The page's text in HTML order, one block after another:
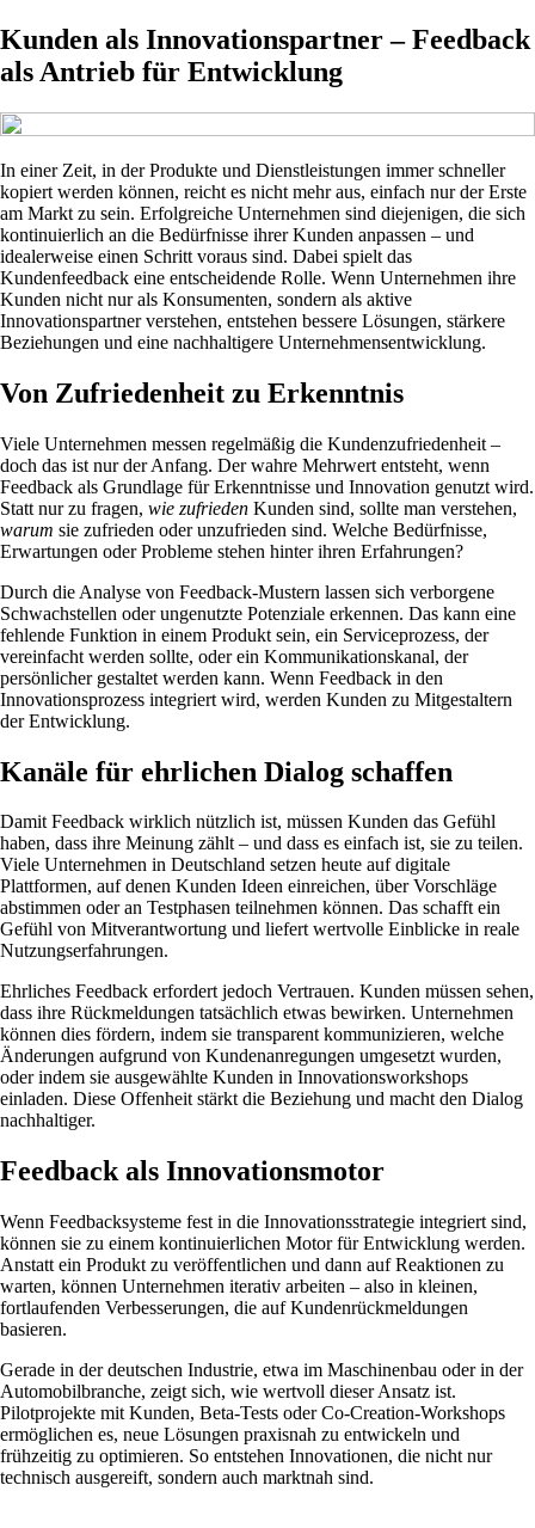
Kunden als Innovationspartner – Feedback
als Antrieb für Entwicklung
In einer Zeit, in der Produkte und Dienstleistungen immer schneller
kopiert werden können, reicht es nicht mehr aus, einfach nur der Erste
am Markt zu sein. Erfolgreiche Unternehmen sind diejenigen, die sich
kontinuierlich an die Bedürfnisse ihrer Kunden anpassen – und
idealerweise einen Schritt voraus sind. Dabei spielt das
Kundenfeedback eine entscheidende Rolle. Wenn Unternehmen ihre
Kunden nicht nur als Konsumenten, sondern als aktive
Innovationspartner verstehen, entstehen bessere Lösungen, stärkere
Beziehungen und eine nachhaltigere Unternehmensentwicklung.
Von Zufriedenheit zu Erkenntnis
Viele Unternehmen messen regelmäßig die Kundenzufriedenheit –
doch das ist nur der Anfang. Der wahre Mehrwert entsteht, wenn
Feedback als Grundlage für Erkenntnisse und Innovation genutzt wird.
Statt nur zu fragen, wie zufrieden Kunden sind, sollte man verstehen,
warum sie zufrieden oder unzufrieden sind. Welche Bedürfnisse,
Erwartungen oder Probleme stehen hinter ihren Erfahrungen?
Durch die Analyse von Feedback-Mustern lassen sich verborgene
Schwachstellen oder ungenutzte Potenziale erkennen. Das kann eine
fehlende Funktion in einem Produkt sein, ein Serviceprozess, der
vereinfacht werden sollte, oder ein Kommunikationskanal, der
persönlicher gestaltet werden kann. Wenn Feedback in den
Innovationsprozess integriert wird, werden Kunden zu Mitgestaltern
der Entwicklung.
Kanäle für ehrlichen Dialog schaffen
Damit Feedback wirklich nützlich ist, müssen Kunden das Gefühl
haben, dass ihre Meinung zählt – und dass es einfach ist, sie zu teilen.
Viele Unternehmen in Deutschland setzen heute auf digitale
Plattformen, auf denen Kunden Ideen einreichen, über Vorschläge
abstimmen oder an Testphasen teilnehmen können. Das schafft ein
Gefühl von Mitverantwortung und liefert wertvolle Einblicke in reale
Nutzungserfahrungen.
Ehrliches Feedback erfordert jedoch Vertrauen. Kunden müssen sehen,
dass ihre Rückmeldungen tatsächlich etwas bewirken. Unternehmen
können dies fördern, indem sie transparent kommunizieren, welche
Änderungen aufgrund von Kundenanregungen umgesetzt wurden,
oder indem sie ausgewählte Kunden in Innovationsworkshops
einladen. Diese Offenheit stärkt die Beziehung und macht den Dialog
nachhaltiger.
Feedback als Innovationsmotor
Wenn Feedbacksysteme fest in die Innovationsstrategie integriert sind,
können sie zu einem kontinuierlichen Motor für Entwicklung werden.
Anstatt ein Produkt zu veröffentlichen und dann auf Reaktionen zu
warten, können Unternehmen iterativ arbeiten – also in kleinen,
fortlaufenden Verbesserungen, die auf Kundenrückmeldungen
basieren.
Gerade in der deutschen Industrie, etwa im Maschinenbau oder in der
Automobilbranche, zeigt sich, wie wertvoll dieser Ansatz ist.
Pilotprojekte mit Kunden, Beta-Tests oder Co-Creation-Workshops
ermöglichen es, neue Lösungen praxisnah zu entwickeln und
frühzeitig zu optimieren. So entstehen Innovationen, die nicht nur
technisch ausgereift, sondern auch marktnah sind.